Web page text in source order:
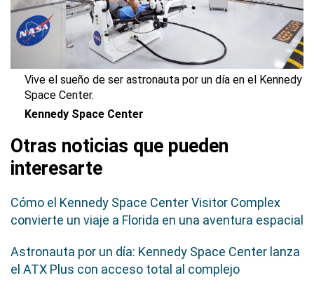
Vive el sueño de ser astronauta por un día en el Kennedy
Space Center.
Kennedy Space Center
Otras noticias que pueden
interesarte
Cómo el Kennedy Space Center Visitor Complex
convierte un viaje a Florida en una aventura espacial
Astronauta por un día: Kennedy Space Center lanza
el ATX Plus con acceso total al complejo